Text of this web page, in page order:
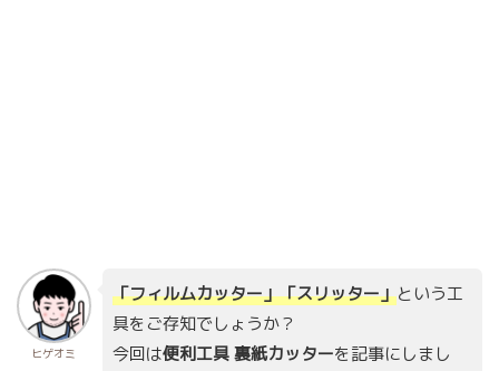
ヒゲオミ
「フィルムカッター」「スリッター」という工
具をご存知でしょうか？
今回は便利工具 裏紙カッターを記事にしまし